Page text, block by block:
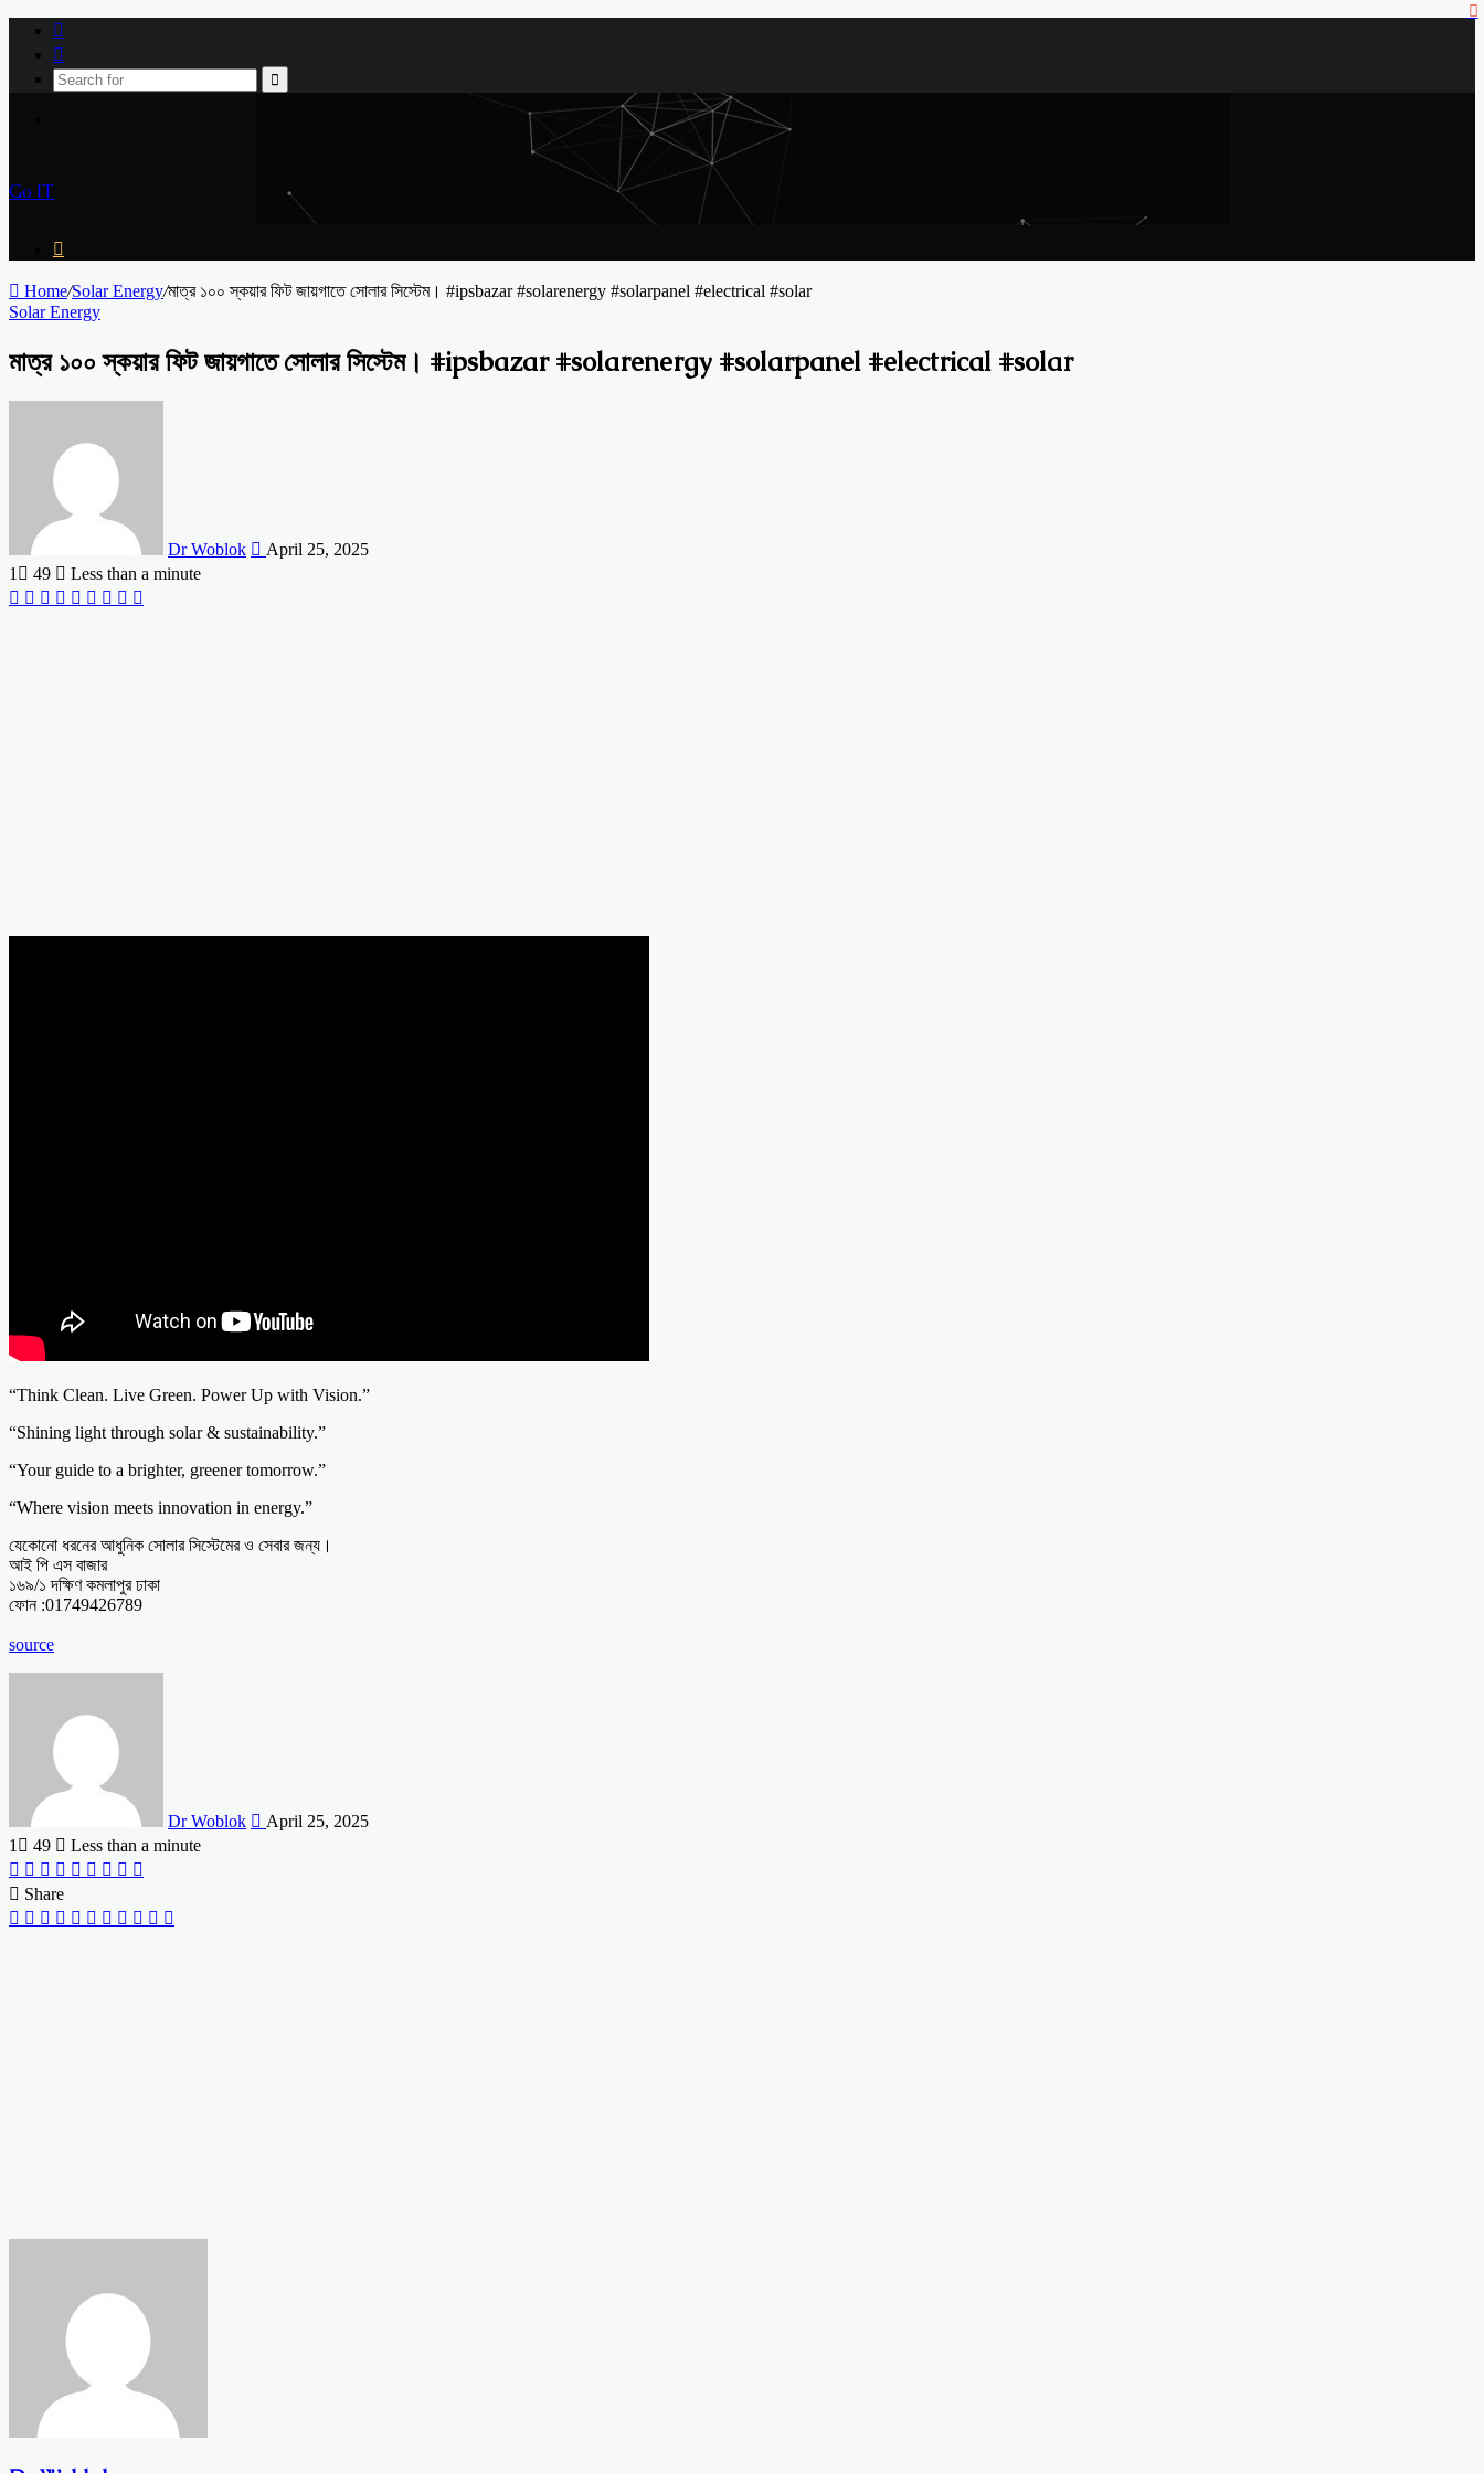
Search
Go IT
for
Home/Solar Energy/মাত্র ১০০ স্কয়ার ফিট জায়গাতে সোলার সিস্টেম। #ipsbazar #solarenergy #solarpanel #electrical #solar
Solar Energy
মাত্র ১০০ স্কয়ার ফিট জায়গাতে সোলার সিস্টেম। #ipsbazar #solarenergy #solarpanel #electrical #solar
Dr Woblok
April 25, 2025
1
49
Less than a minute
Facebook
X LinkedIn
Tumblr
Pinterest
Reddit
VKontakte
Odnoklassniki
“Think Clean. Live Green. Power Up with Vision.”
“Shining light through solar & sustainability.”
“Your guide to a brighter, greener tomorrow.”
“Where vision meets innovation in energy.”
যেকোনো ধরনের আধুনিক সোলার সিস্টেমের ও সেবার জন্য।
আই পি এস বাজার
১৬৯/১ দক্ষিণ কমলাপুর ঢাকা
ফোন :01749426789
source
Dr Woblok
April 25, 2025
1
49
Less than a minute
Facebook
X LinkedIn
Tumblr
Pinterest
Reddit
VKontakte
Odnoklassniki
Share
Facebook
X LinkedIn
Tumblr
Pinterest
Reddit
VKontakte
Odnoklassniki
Pocket
Share